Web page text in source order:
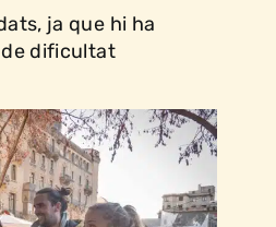
ja que hi ha
dificultat